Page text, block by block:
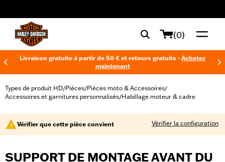
(0)
Livraison gratuite à partir de 50 € et retours gratuits - Achetez
maintenant
Types de produit HD/Pièces/Pièces moto & Accessoires/
Accessoires et garnitures personnalisés/Habillage moteur & cadre
Vérifier que cette pièce convient Vérifier la configuration
SUPPORT DE MONTAGE AVANT DU